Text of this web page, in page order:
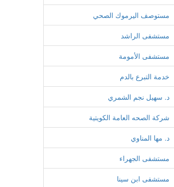
مستوصف اليرموك الصحي
مستشفى الراشد
مستشفى الأمومة
خدمة التبرع بالدم
د. سهيل نجم الشمري
شركة الصحه العامة الكويتية
د. مها المناوي
مستشفى الجهراء
مستشفى ابن سينا